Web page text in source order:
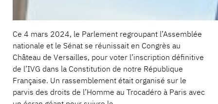
Ce 4 mars 2024, le Parlement regroupant l’Assemblée
nationale et le Sénat se réunissait en Congrès au
Château de Versailles, pour voter l’inscription définitive
de l’IVG dans la Constitution de notre République
Française. Un rassemblement était organisé sur le
parvis des droits de l’Homme au Trocadéro à Paris avec